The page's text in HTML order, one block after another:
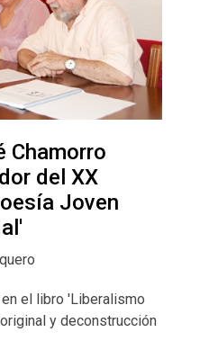
Chamorro
del XX
Joven
el libro 'Liberalismo
y deconstrucción